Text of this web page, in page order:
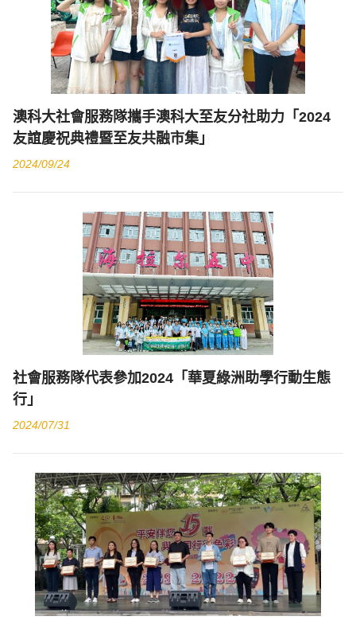
澳科大社會服務隊攜手澳科大至友分社助力「2024
友誼慶祝典禮暨至友共融市集」
2024/09/24
社會服務隊代表參加2024「華夏綠洲助學行動生態
行」
2024/07/31